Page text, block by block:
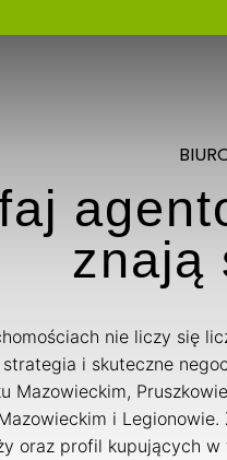
Znajdź
znają
nie liczy się
i skuteczne
Mazowieckim,
i
oraz profil kupujących w